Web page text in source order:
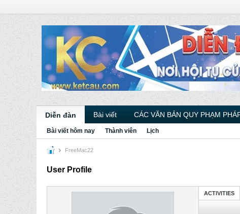
Diễn đàn Bài viết CÁC VĂN BẢN QUY PHẠM
Bài viết hôm nay Thành viên Lịch
FreeMac22
User Profile
ACTIVITIES